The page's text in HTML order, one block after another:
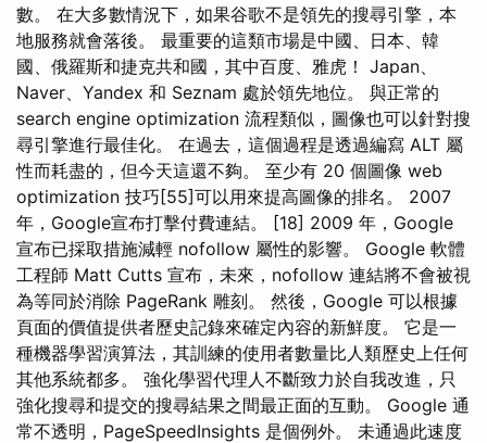
數。 在大多數情況下，如果谷歌不是領先的搜尋引擎，本
地服務就會落後。 最重要的這類市場是中國、日本、韓
國、俄羅斯和捷克共和國，其中百度、雅虎！ Japan、
Naver、Yandex 和 Seznam 處於領先地位。 與正常的
search engine optimization 流程類似，圖像也可以針對搜
尋引擎進行最佳化。 在過去，這個過程是透過編寫 ALT 屬
性而耗盡的，但今天這還不夠。 至少有 20 個圖像 web
optimization 技巧[55]可以用來提高圖像的排名。 2007
年，Google宣布打擊付費連結。 [18] 2009 年，Google
宣布已採取措施減輕 nofollow 屬性的影響。 Google 軟體
工程師 Matt Cutts 宣布，未來，nofollow 連結將不會被視
為等同於消除 PageRank 雕刻。 然後，Google 可以根據
頁面的價值提供者歷史記錄來確定內容的新鮮度。 它是一
種機器學習演算法，其訓練的使用者數量比人類歷史上任何
其他系統都多。 強化學習代理人不斷致力於自我改進，只
強化搜尋和提交的搜尋結果之間最正面的互動。 Google 通
常不透明，PageSpeedInsights 是個例外。 未通過此速度